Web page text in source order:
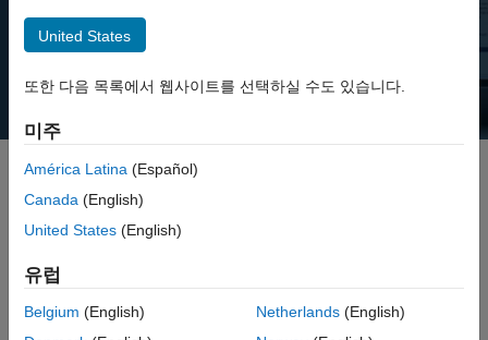
개인용, 상업용 또는 강의 및 학술 연구용 등 여러분의 다양한 필요에
맞는 MATLAB 라이선스가 준비되어 있습니다.
Select license details to see the price
Intended Use
Standard
Startups
United States
또한 다음 목록에서 웹사이트를 선택하실 수도 있습니다.
미주
América Latina (Español)
Canada (English)
United States (English)
유럽
Belgium (English)
Netherlands(English)